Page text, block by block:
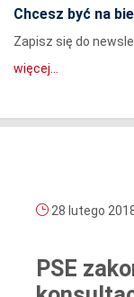
Chcesz być na
Zapisz się do
więcej...
28 lutego
PSE